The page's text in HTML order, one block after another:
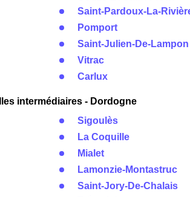
Saint-Pardoux-La-
Pomport
Saint-Julien-De-Lampon
Vitrac
Carlux
intermédiaires - Dordogne
Sigoulès
La Coquille
Mialet
Lamonzie-Montastruc
Saint-Jory-De-Chalais